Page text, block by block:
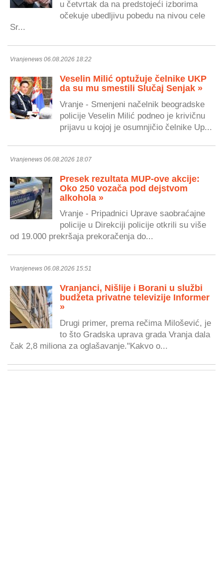
u četvrtak da na predstojeći izborima
očekuje ubedljivu pobedu na nivou cele
Sr...
Vranjenews 06.08.2026 18:22
Veselin Milić optužuje čelnike UKP
da su mu smestili Slučaj Senjak »
Vranje - Smenjeni načelnik beogradske
policije Veselin Milić podneo je krivičnu
prijavu u kojoj je osumnjičio čelnike Up...
Vranjenews 06.08.2026 18:07
Presek rezultata MUP-ove akcije:
Oko 250 vozača pod dejstvom
alkohola »
Vranje - Pripadnici Uprave saobraćajne
policije u Direkciji policije otkrili su više
od 19.000 prekršaja prekoračenja do...
Vranjenews 06.08.2026 15:51
Vranjanci, Nišlije i Borani u službi
budžeta privatne televizije Informer
»
Drugi primer, prema rečima Milošević, je
to što Gradska uprava grada Vranja dala
čak 2,8 miliona za oglašavanje."Kakvo o...